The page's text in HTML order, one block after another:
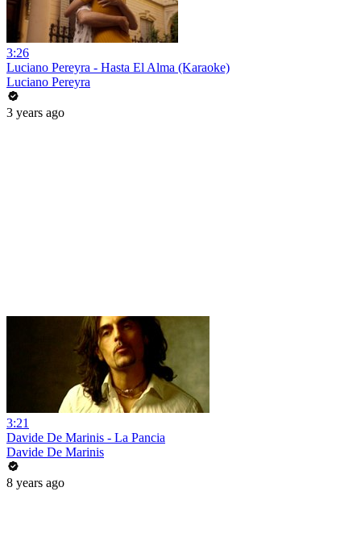
3:26
Luciano Pereyra - Hasta El Alma (Karaoke)
Luciano Pereyra
3 years ago
3:21
Davide De Marinis - La Pancia
Davide De Marinis
8 years ago